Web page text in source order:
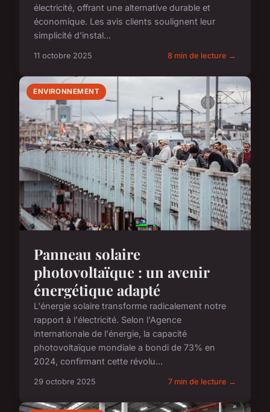
électricité, offrant une alternative durable et
économique. Les avis clients soulignent leur
simplicité d'instal...
11 octobre 2025 8 min de lecture →
ENVIRONNEMENT
Panneau solaire
photovoltaïque : un avenir
énergétique adapté
L'énergie solaire transforme radicalement notre
rapport à l'électricité. Selon l'Agence
internationale de l'énergie, la capacité
photovoltaïque mondiale a bondi de 73% en
2024, confirmant cette révolu...
29 octobre 2025 7 min de lecture →